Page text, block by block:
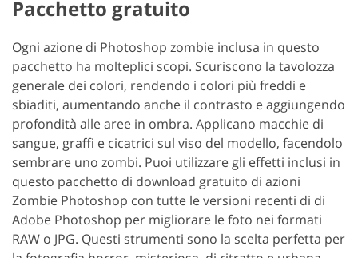
Pacchetto gratuito
Ogni azione di Photoshop zombie inclusa in questo
pacchetto ha molteplici scopi. Scuriscono la tavolozza
generale dei colori, rendendo i colori più freddi e
sbiaditi, aumentando anche il contrasto e aggiungendo
profondità alle aree in ombra. Applicano macchie di
sangue, graffi e cicatrici sul viso del modello, facendolo
sembrare uno zombi. Puoi utilizzare gli effetti inclusi in
questo pacchetto di download gratuito di azioni
Zombie Photoshop con tutte le versioni recenti di di
Adobe Photoshop per migliorare le foto nei formati
RAW o JPG. Questi strumenti sono la scelta perfetta per